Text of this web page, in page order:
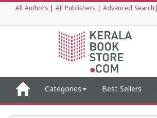
All Authors All Publishers Advanced Search
Categories Best Sellers